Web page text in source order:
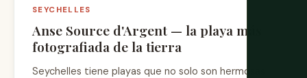
SEYCHELLES
Anse Source d'Argent — la playa más
fotografiada de la tierra
Seychelles tiene playas que no solo son hermosas